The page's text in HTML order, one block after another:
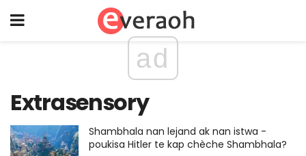
ad
Extrasensory
Shambhala nan lejand ak nan istwa -
poukisa Hitler te kap chèche Shambhala?